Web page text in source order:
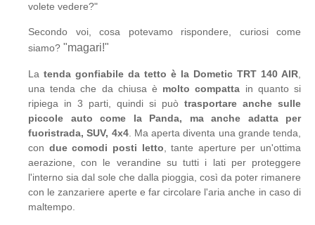
volete vedere?"
Secondo voi, cosa potevamo rispondere, curiosi come
siamo? "magari!"
La tenda gonfiabile da tetto è la Dometic TRT 140 AIR
una tenda che da chiusa è molto compatta in quanto si
ripiega in 3 parti, quindi si può trasportare anche sulle
piccole auto come la Panda, ma anche adatta per
fuoristrada, SUV, 4x4. Ma aperta diventa una grande tenda,
con due comodi posti letto , tante aperture per un'ottima
aerazione, con le verandine su tutti i lati per proteggere
l'interno sia dal sole che dalla pioggia, così da poter rimanere
con le zanzariere aperte e far circolare l'aria anche in caso di
maltempo.